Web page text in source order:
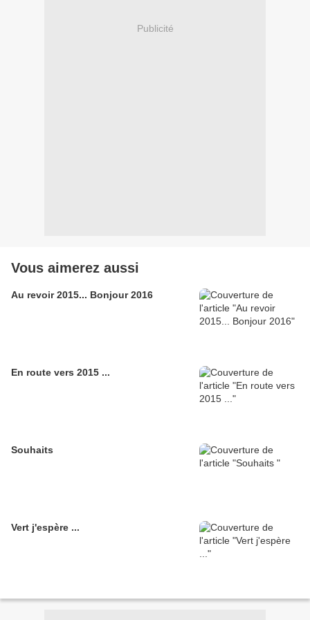
Publicité
Vous aimerez aussi
Au revoir 2015... Bonjour 2016
En route vers 2015 ...
Souhaits
Vert j'espère ...